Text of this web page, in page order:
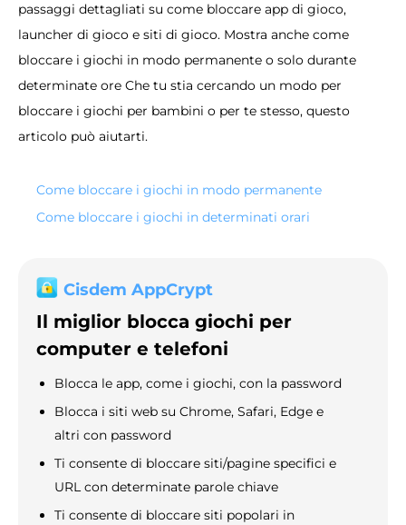
passaggi dettagliati su come bloccare app di gioco,
launcher di gioco e siti di gioco. Mostra anche come
bloccare i giochi in modo permanente o solo durante
determinate ore Che tu stia cercando un modo per
bloccare i giochi per bambini o per te stesso, questo
articolo può aiutarti.
Come bloccare i giochi in modo permanente
Come bloccare i giochi in determinati orari
Cisdem AppCrypt
Il miglior blocca giochi per
computer e telefoni
Blocca le app, come i giochi, con la password
Blocca i siti web su Chrome, Safari, Edge e
altri con password
Ti consente di bloccare siti/pagine specifici e
URL con determinate parole chiave
Ti consente di bloccare siti popolari in